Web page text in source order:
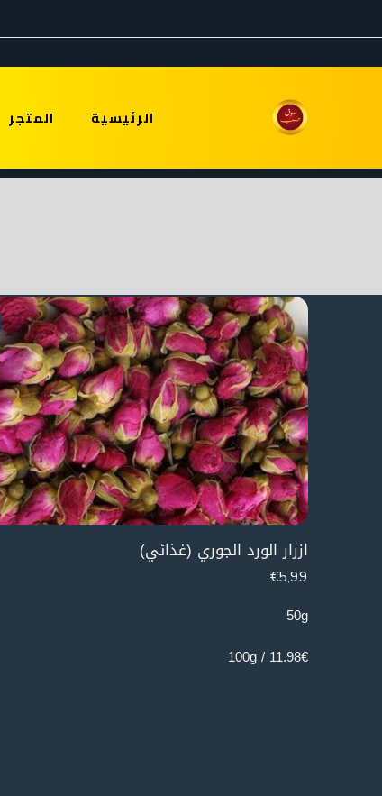
الرئيسية المتجر
ازرار الورد الجوري (غذائي)
€5,99
50g
11.98€ / 100g